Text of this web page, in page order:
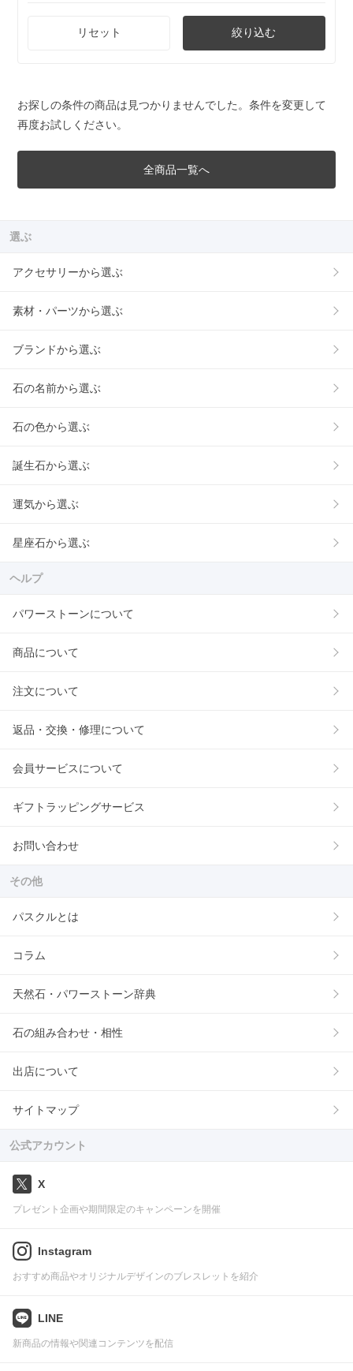
リセット 絞り込む
お探しの条件の商品は見つかりませんでした。条件を変更して
再度お試しください。
全商品一覧へ
選ぶ
アクセサリーから選ぶ
素材・パーツから選ぶ
ブランドから選ぶ
石の名前から選ぶ
石の色から選ぶ
誕生石から選ぶ
運気から選ぶ
星座石から選ぶ
ヘルプ
パワーストーンについて
商品について
注文について
返品・交換・修理について
会員サービスについて
ギフトラッピングサービス
お問い合わせ
その他
パスクルとは
コラム
天然石・パワーストーン辞典
石の組み合わせ・相性
出店について
サイトマップ
公式アカウント
X
プレゼント企画や期間限定のキャンペーンを開催
Instagram
おすすめ商品やオリジナルデザインのブレスレットを紹介
LINE
新商品の情報や関連コンテンツを配信